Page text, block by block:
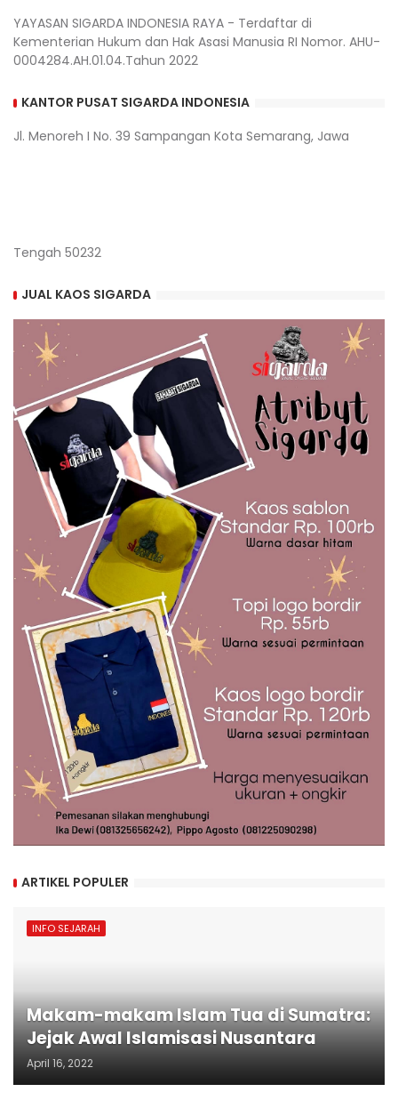
YAYASAN SIGARDA INDONESIA RAYA - Terdaftar di
Kementerian Hukum dan Hak Asasi Manusia RI Nomor. AHU-
0004284.AH.01.04.Tahun 2022
KANTOR PUSAT SIGARDA INDONESIA
Jl. Menoreh I No. 39 Sampangan Kota Semarang, Jawa
Tengah 50232
JUAL KAOS SIGARDA
ARTIKEL POPULER
INFO SEJARAH
Makam-makam Islam Tua di Sumatra:
Jejak Awal Islamisasi Nusantara
April 16, 2022